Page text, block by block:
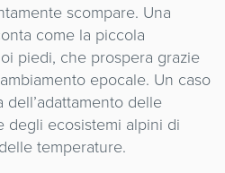
scompare. Una
come la piccola
piedi, che prospera grazie
epocale. Un caso
delle
degli ecosistemi alpini di
temperature.